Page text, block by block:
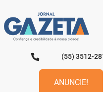
para
o
conteúdo
(55) 3512-
ANUNCIE!